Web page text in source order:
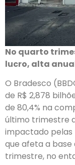
No quarto
lucro, alta
O Bradesco
de R$ 2,878
de 80,4% na
último trimestre
impactado pelas
que afeta a
trimestre, no